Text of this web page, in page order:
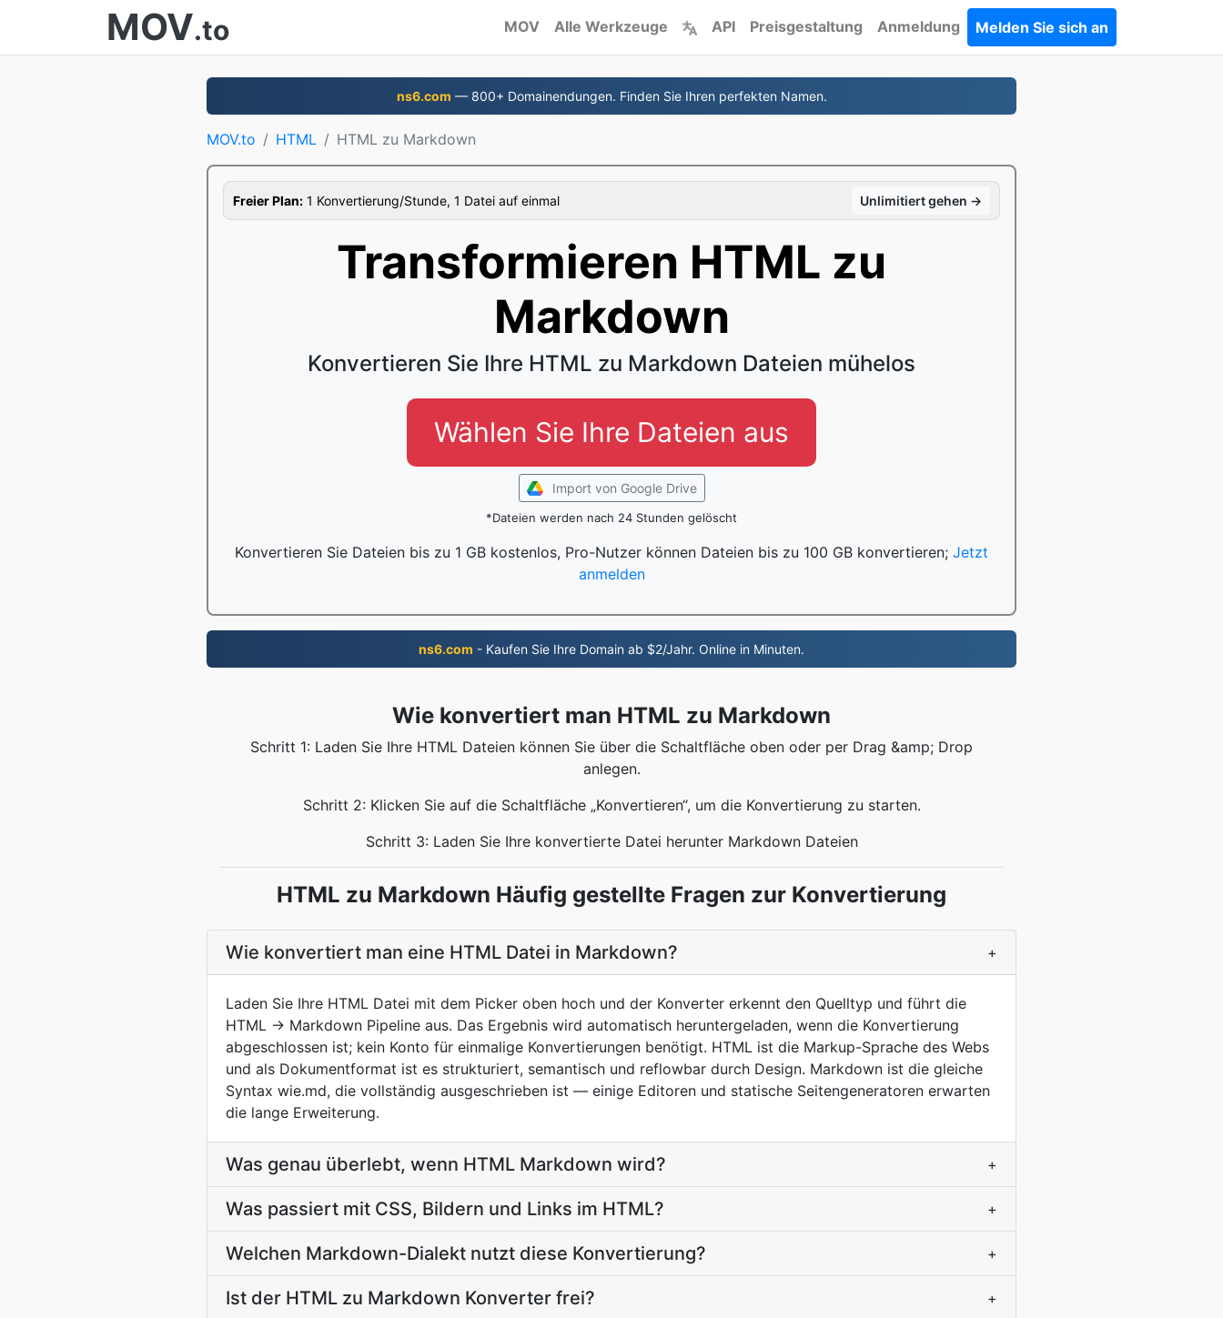
MOV.to MOV Alle Werkzeuge API Preisgestaltung Anmeldung Melden Sie sich an
ns6.com — 800+ Domainendungen. Finden Sie Ihren perfekten Namen.
MOV.to HTML HTML zu Markdown
Freier Plan: 1 Konvertierung/Stunde, 1 Datei auf einmal Unlimitiert gehen →
Transformieren HTML zu
Markdown
Konvertieren Sie Ihre HTML zu Markdown Dateien mühelos
Wählen Sie Ihre Dateien aus
Import von Google Drive
*Dateien werden nach 24 Stunden gelöscht
Konvertieren Sie Dateien bis zu 1 GB kostenlos, Pro-Nutzer können Dateien bis zu 100 GB konvertieren; Jetzt
anmelden
ns6.com - Kaufen Sie Ihre Domain ab $2/Jahr. Online in Minuten.
Wie konvertiert man HTML zu Markdown
Schritt 1: Laden Sie Ihre HTML Dateien können Sie über die Schaltfläche oben oder per Drag &amp; Drop
anlegen.
Schritt 2: Klicken Sie auf die Schaltfläche „Konvertieren“, um die Konvertierung zu starten.
Schritt 3: Laden Sie Ihre konvertierte Datei herunter Markdown Dateien
HTML zu Markdown Häufig gestellte Fragen zur Konvertierung
Wie konvertiert man eine HTML Datei in Markdown? +
Laden Sie Ihre HTML Datei mit dem Picker oben hoch und der Konverter erkennt den Quelltyp und führt die
HTML → Markdown Pipeline aus. Das Ergebnis wird automatisch heruntergeladen, wenn die Konvertierung
abgeschlossen ist; kein Konto für einmalige Konvertierungen benötigt. HTML ist die Markup-Sprache des Webs
und als Dokumentformat ist es strukturiert, semantisch und reflowbar durch Design. Markdown ist die gleiche
Syntax wie.md, die vollständig ausgeschrieben ist — einige Editoren und statische Seitengeneratoren erwarten
die lange Erweiterung.
Was genau überlebt, wenn HTML Markdown wird? +
Was passiert mit CSS, Bildern und Links im HTML? +
Welchen Markdown-Dialekt nutzt diese Konvertierung? +
Ist der HTML zu Markdown Konverter frei? +